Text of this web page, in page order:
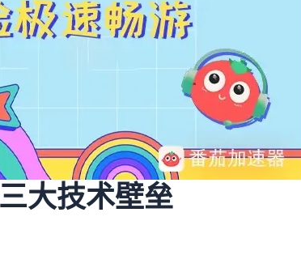
大技术壁垒